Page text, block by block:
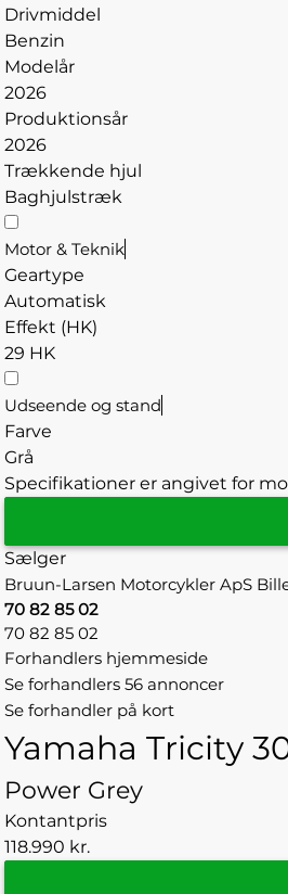
Drivmiddel
Benzin
Modelår
2026
Produktionsår
2026
Trækkende hjul
Baghjulstræk
Motor & Teknik
Geartype
Automatisk
Effekt (HK)
29 HK
Udseende og stand
Farve
Grå
Specifikationer er angivet for
Sælger
Bruun-Larsen Motorcykler ApS
70 82 85 02
70 82 85 02
Forhandlers hjemmeside
Se forhandlers 56 annoncer
Se forhandler på kort
Yamaha Tricity
Power Grey
Kontantpris
118.990 kr.